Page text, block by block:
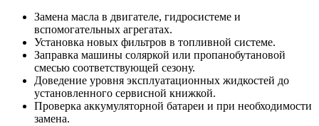
Замена масла в двигателе, гидросистеме и
вспомогательных агрегатах.
Установка новых фильтров в топливной системе.
Заправка машины соляркой или пропанобутановой
смесью соответствующей сезону.
Доведение уровня эксплуатационных жидкостей до
установленного сервисной книжкой.
Проверка аккумуляторной батареи и при необходимости
замена.